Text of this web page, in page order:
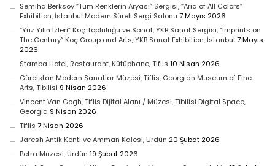
Semiha Berksoy “Tüm Renklerin Aryası” Sergisi, “Aria of All Colors”
Exhibition, İstanbul Modern Süreli Sergi Salonu 7 Mayıs 2026
“Yüz Yılın İzleri” Koç Topluluğu ve Sanat, YKB Sanat Sergisi, “Imprints on
The Century” Koç Group and Arts, YKB Sanat Exhibition, İstanbul 7 Mayıs
2026
Stamba Hotel, Restaurant, Kütüphane, Tiflis 10 Nisan 2026
Gürcistan Modern Sanatlar Müzesi, Tiflis, Georgian Museum of Fine
Arts, Tibilisi 9 Nisan 2026
Vincent Van Gogh, Tiflis Dijital Alanı / Müzesi, Tibilisi Digital Space,
Georgia 9 Nisan 2026
Tiflis 7 Nisan 2026
Jaresh Antik Kenti ve Amman Kalesi, Ürdün 20 Şubat 2026
Petra Müzesi, Ürdün 19 Şubat 2026